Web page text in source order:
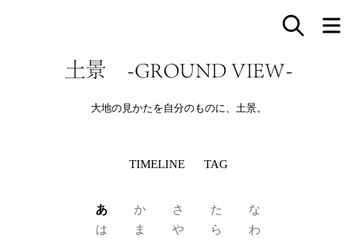
土景 -GROUND VIEW-
大地の見かたを自分のものに、土景。
TIMELINE TAG
あ か さ た
な
は
ま や ら わ